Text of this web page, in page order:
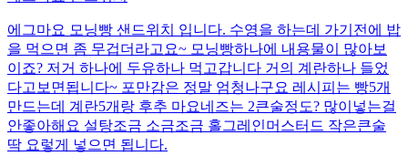
에그마요 모닝빵 샌드위치 입니다. 수영을 하는데 가기전에 밥
을 먹으면 좀 무겁더라고요~ 모닝빵하나에 내용물이 많아보
이죠? 저거 하나에 두유하나 먹고갑니다 거의 계란하나 들었
다고보면됩니다~ 포만감은 정말 엄청나구요 레시피는 빵5개
만드는데 계란5개랑 후추 마요네즈는 2큰술정도? 많이넣는걸
안좋아해요 설탕조금 소금조금 홀그레인머스터드 작은큰술
딱 요렇게 넣으면 됩니다.